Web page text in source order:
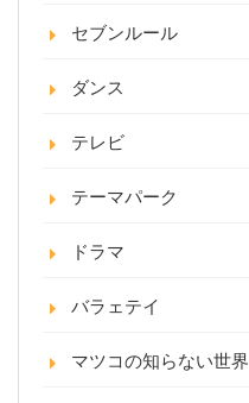
セブンルール
ダンス
テレビ
テーマパーク
ドラマ
バラェテイ
マツコの知らない世界